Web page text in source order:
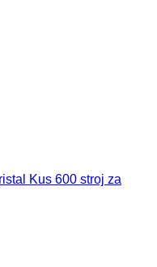
Kus 600 stroj za